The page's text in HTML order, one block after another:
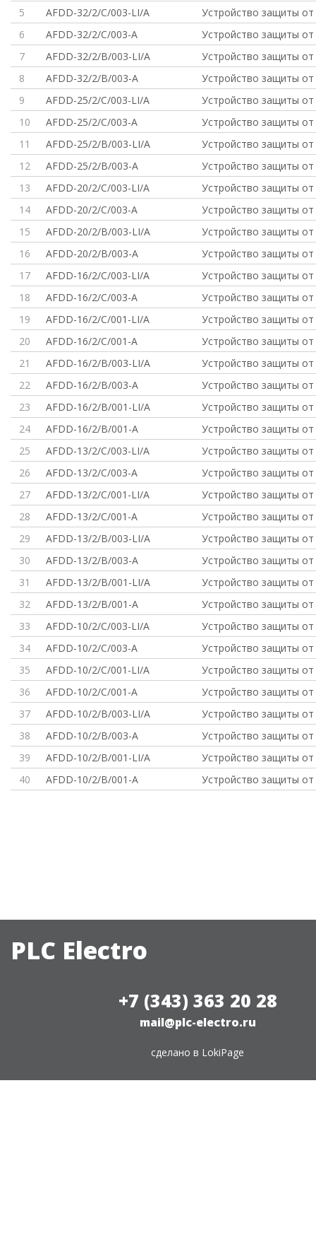
5
AFDD-32/2/C/003-LI/A
Устройство защиты от
6
AFDD-32/2/C/003-A
Устройство защиты от
7
AFDD-32/2/B/003-LI/A
Устройство защиты от
8
AFDD-32/2/B/003-A
Устройство защиты от
9
AFDD-25/2/C/003-LI/A
Устройство защиты от
10
AFDD-25/2/C/003-A
Устройство защиты от
11
AFDD-25/2/B/003-LI/A
Устройство защиты от
12
AFDD-25/2/B/003-A
Устройство защиты от
13
AFDD-20/2/C/003-LI/A
Устройство защиты от
14
AFDD-20/2/C/003-A
Устройство защиты от
15
AFDD-20/2/B/003-LI/A
Устройство защиты от
16
AFDD-20/2/B/003-A
Устройство защиты от
17
AFDD-16/2/C/003-LI/A
Устройство защиты от
18
AFDD-16/2/C/003-A
Устройство защиты от
19
AFDD-16/2/C/001-LI/A
Устройство защиты от
20
AFDD-16/2/C/001-A
Устройство защиты от
21
AFDD-16/2/B/003-LI/A
Устройство защиты от
22
AFDD-16/2/B/003-A
Устройство защиты от
23
AFDD-16/2/B/001-LI/A
Устройство защиты от
24
AFDD-16/2/B/001-A
Устройство защиты от
25
AFDD-13/2/C/003-LI/A
Устройство защиты от
26
AFDD-13/2/C/003-A
Устройство защиты от
27
AFDD-13/2/C/001-LI/A
Устройство защиты от
28
AFDD-13/2/C/001-A
Устройство защиты от
29
AFDD-13/2/B/003-LI/A
Устройство защиты от
30
AFDD-13/2/B/003-A
Устройство защиты от
31
AFDD-13/2/B/001-LI/A
Устройство защиты от
32
AFDD-13/2/B/001-A
Устройство защиты от
33
AFDD-10/2/C/003-LI/A
Устройство защиты от
34
AFDD-10/2/C/003-A
Устройство защиты от
35
AFDD-10/2/C/001-LI/A
Устройство защиты от
36
AFDD-10/2/C/001-A
Устройство защиты от
37
AFDD-10/2/B/003-LI/A
Устройство защиты от
38
AFDD-10/2/B/003-A
Устройство защиты от
39
AFDD-10/2/B/001-LI/A
Устройство защиты от
40
AFDD-10/2/B/001-A Устройство защиты от
PLC Electro
+7 (343) 363 20 28
mail@plc-electro.ru
сделано в LokiPage